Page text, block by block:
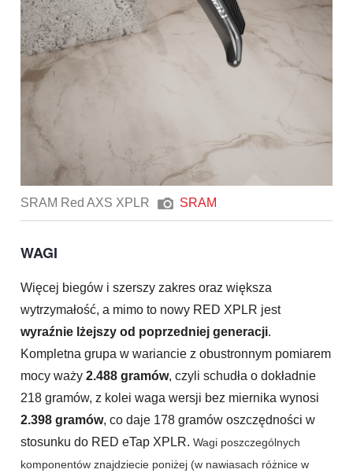
SRAM Red AXS XPLR SRAM
WAGI
Więcej biegów i szerszy zakres oraz większa
wytrzymałość, a mimo to nowy RED XPLR jest
wyraźnie lżejszy od poprzedniej generacji.
Kompletna grupa w wariancie z obustronnym pomiarem
mocy waży2.488 gramów, czyli schudła o dokładnie
218 gramów, z kolei waga wersji bez miernika wynosi
2.398 gramów, co daje 178 gramów oszczędności w
stosunku do RED eTap XPLR.Wagi poszczególnych
komponentów znajdziecie poniżej (w nawiasach różnice w